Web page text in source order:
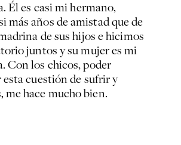
Él es casi mi hermano,
más años de amistad que de
de sus hijos e hicimos
juntos y su mujer es mi
Con los chicos, poder
esta cuestión de sufrir y
me hace mucho bien.